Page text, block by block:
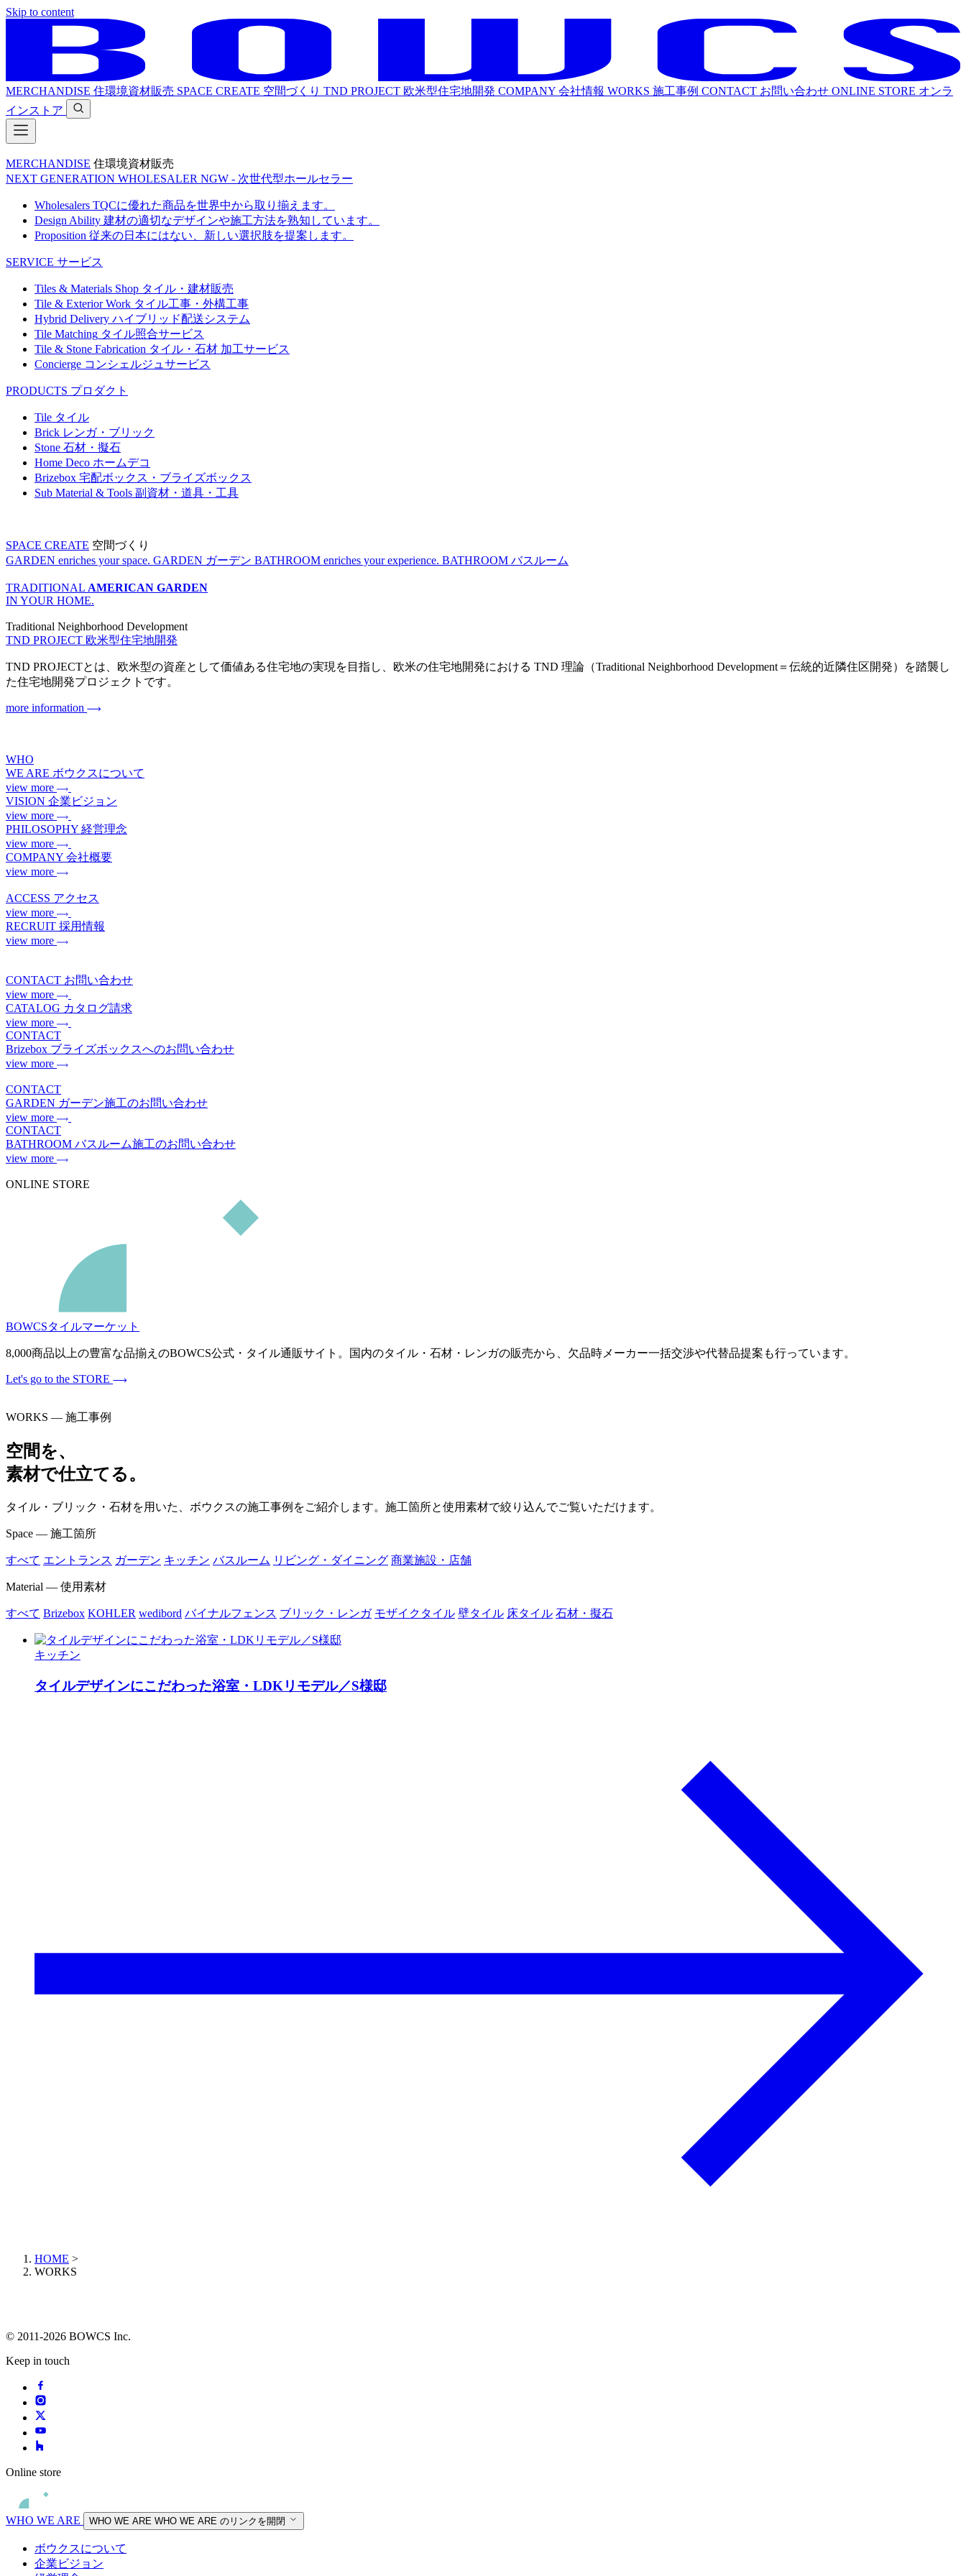
Skip to content
MERCHANDISE 住環境資材販売 SPACE CREATE 空間づくり TND PROJECT 欧米型住宅地開発 COMPANY 会社情報 WORKS 施工事例 CONTACT お問い合わせ ONLINE STORE オンラ
インストア
MERCHANDISE 住環境資材販売
NEXT GENERATION WHOLESALER NGW - 次世代型ホールセラー
Wholesalers TQCに優れた商品を世界中から取り揃えます。
Design Ability 建材の適切なデザインや施工方法を熟知しています。
Proposition 従来の日本にはない、新しい選択肢を提案します。
SERVICE サービス
Tiles & Materials Shop タイル・建材販売
Tile & Exterior Work タイル工事・外構工事
Hybrid Delivery ハイブリッド配送システム
Tile Matching タイル照合サービス
Tile & Stone Fabrication タイル・石材 加工サービス
Concierge コンシェルジュサービス
PRODUCTS プロダクト
Tile タイル
Brick レンガ・ブリック
Stone 石材・擬石
Home Deco ホームデコ
Brizebox 宅配ボックス・ブライズボックス
Sub Material & Tools 副資材・道具・工具
SPACE CREATE 空間づくり
GARDEN enriches your space. GARDEN ガーデン BATHROOM enriches your experience. BATHROOM バスルーム
TRADITIONAL AMERICAN GARDEN
IN YOUR HOME.
Traditional Neighborhood Development
TND PROJECT 欧米型住宅地開発
TND PROJECTとは、欧米型の資産として価値ある住宅地の実現を目指し、欧米の住宅地開発における TND 理論（Traditional Neighborhood Development＝伝統的近隣住区開発）を踏襲し
た住宅地開発プロジェクトです。
more information
WHO
WE ARE ボウクスについて
view more
VISION 企業ビジョン
view more
PHILOSOPHY 経営理念
view more
COMPANY 会社概要
view more
ACCESS アクセス
view more
RECRUIT 採用情報
view more
CONTACT お問い合わせ
view more
CATALOG カタログ請求
view more
CONTACT
Brizebox ブライズボックスへのお問い合わせ
view more
CONTACT
GARDEN ガーデン施工のお問い合わせ
view more
CONTACT
BATHROOM バスルーム施工のお問い合わせ
view more
ONLINE STORE
BOWCSタイルマーケット
8,000商品以上の豊富な品揃えのBOWCS公式・タイル通販サイト。国内のタイル・石材・レンガの販売から、欠品時メーカー一括交渉や代替品提案も行っています。
Let's go to the STORE
WORKS — 施工事例
空間を、
素材で仕立てる。
タイル・ブリック・石材を用いた、ボウクスの施工事例をご紹介します。施工箇所と使用素材で絞り込んでご覧いただけます。
Space — 施工箇所
すべて エントランス ガーデン キッチン バスルーム リビング・ダイニング 商業施設・店舗
Material — 使用素材
すべて Brizebox KOHLER wedibord バイナルフェンス ブリック・レンガ モザイクタイル 壁タイル 床タイル 石材・擬石
キッチン
タイルデザインにこだわった浴室・LDKリモデル／S様邸
HOME >
WORKS
© 2011-2026 BOWCS Inc.
Keep in touch
Online store
WHO WE ARE WHO WE ARE WHO WE ARE のリンクを開閉
ボウクスについて
企業ビジョン